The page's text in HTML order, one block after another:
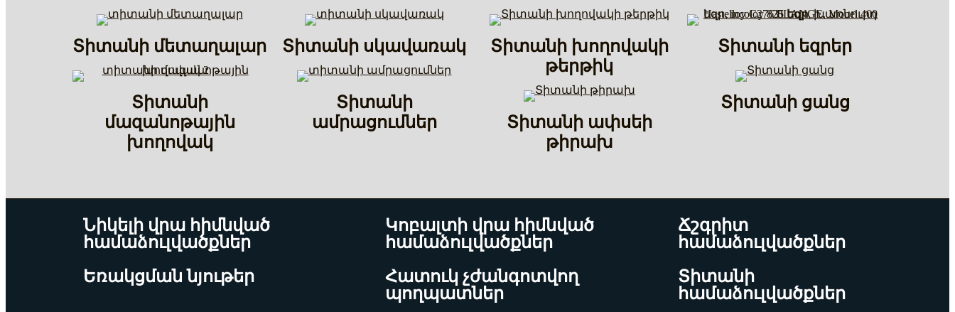
Տիտանի մետաղալար
Տիտանի
մազանոթային
խողովակ
Տիտանի սկավառակ
Տիտանի
ամրացումներ
Տիտանի խողովակի
թերթիկ
Տիտանի ափսեի
թիրախ
Տիտանի եզրեր
Տիտանի ցանց
Նիկելի վրա հիմնված
համաձուլվածքներ
Եռակցման նյութեր
Կոբալտի վրա հիմնված
համաձուլվածքներ
Հատուկ չժանգոտվող
պողպատներ
Ճշգրիտ
համաձուլվածքներ
Տիտանի
համաձուլվածքներ